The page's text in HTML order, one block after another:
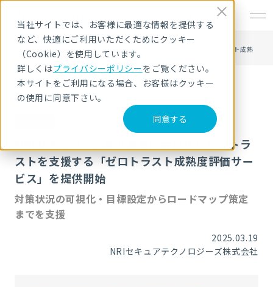
当社サイトでは、お客様に最適な情報を提供する
など、快適にご利用いただくためにクッキー
（Cookie）を使用しています。
詳しくはプライバシーポリシーをご覧ください。
本サイトをご利用になる場合、お客様はクッキー
の使用に同意下さい。
同意する
HOME
ニュース・トピックス
NRIセキュア、企業の実態に合わせたゼロトラストを支援する「ゼロトラスト成熟
度評価サービス」を提供開始
NRIセキュア、企業の実態に合わせたゼロトラ
ストを支援する「ゼロトラスト成熟度評価サー
ビス」を提供開始
対策状況の可視化・目標設定からロードマップ策定
までを支援
2025.03.19
NRIセキュアテクノロジーズ株式会社